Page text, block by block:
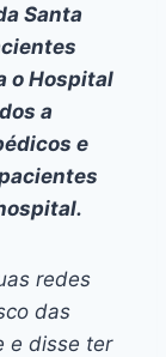
Santa
o Hospital
a
e
redes
das
e disse ter